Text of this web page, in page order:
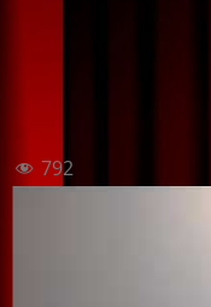
792